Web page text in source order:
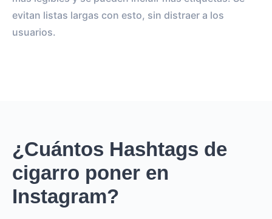
evitan listas largas con esto, sin distraer a los
usuarios.
¿Cuántos Hashtags de
cigarro poner en
Instagram?